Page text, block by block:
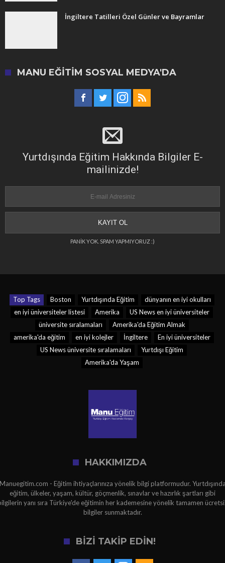
İngiltere Tatilleri Özel Günler ve Bayramlar
MANU EĞITIM SOSYAL MEDYA'DA
Yurtdışında Eğitim Hakkında Bilgiler E-
mailinizde!
PANİK YOK. SPAM YAPMIYORUZ :)
Top Tags Boston Yurtdışında Eğitim
dünyanın en iyi okulları
en iyi üniversiteler listesi
Amerika
US News en iyi üniversiteler
üniversite sıralamaları
Amerika'da Eğitim Almak
amerika'da eğitim
en iyi kolejler İngiltere
En iyi üniversiteler
US News üniversite sıralamaları
Yurtdışı Eğitim
Amerika'da Yaşam
HAKKIMIZDA
- Eğitim ihtiyaçlarınıza yönelik bilgi platformudur.
eğitim, ülkeler, yaşam, kültür, göçmenlik, sınavlar ve hazırlık şartları gibi
yanı sıra Türkiye'de eğitimin her kademesine yönelik tamamen
bilgiler sunmaktadır.
BİZİ TAKİP EDİN!